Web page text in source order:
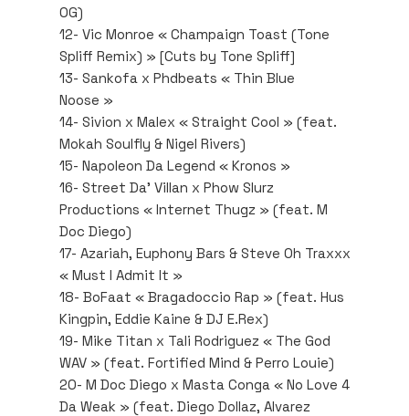
OG)
12- Vic Monroe « Champaign Toast (Tone
Spliff Remix) » [Cuts by Tone Spliff]
13- Sankofa x Phdbeats « Thin Blue
Noose »
14- Sivion x Malex « Straight Cool » (feat.
Mokah Soulfly & Nigel Rivers)
15- Napoleon Da Legend « Kronos »
16- Street Da’ Villan x Phow Slurz
Productions « Internet Thugz » (feat. M
Doc Diego)
17- Azariah, Euphony Bars & Steve Oh Traxxx
« Must I Admit It »
18- BoFaat « Bragadoccio Rap » (feat. Hus
Kingpin, Eddie Kaine & DJ E.Rex)
19- Mike Titan x Tali Rodriguez « The God
WAV » (feat. Fortified Mind & Perro Louie)
20- M Doc Diego x Masta Conga « No Love 4
Da Weak » (feat. Diego Dollaz, Alvarez